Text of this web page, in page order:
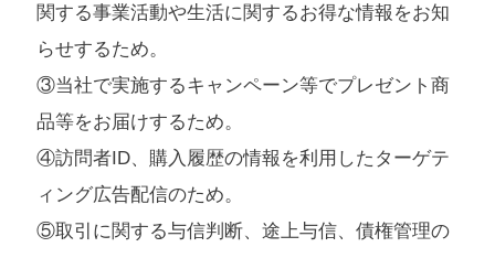
関する事業活動や生活に関するお得な情報をお知
らせするため。
③当社で実施するキャンペーン等でプレゼント商
品等をお届けするため。
④訪問者ID、購入履歴の情報を利用したターゲテ
ィング広告配信のため。
⑤取引に関する与信判断、途上与信、債権管理の